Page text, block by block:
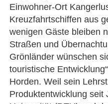
Einwohner-Ort
Kreuzfahrtschiffen aus
wenigen Gäste bleiben
Straßen und
Grönländer wünschen
touristische
Horden. Weil sein
Produktentwicklung seit